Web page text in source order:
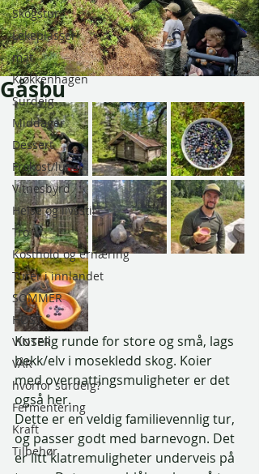
Skogstur
Lekeplasser
mat
Kjøkkenhagen
Surdeig
Middager
Dessert
Frokost/lunsj
Vitnesbyrd
Helse og livsstil
Tro
Kosthold og ernæring
Turer i innlandet
SOMMER
HØST
VINTER
VÅR
hvorfor surdeig?
Fermentering
Kraft
Tilbehør
Gåsbu
Koselig runde for store og små, lags
bekk/elv i mosekledd skog. Koier
med overnattingsmuligheter er det
også her.
Dette er en veldig familievennlig tur,
og passer godt med barnevogn. Det
er litt klatremuligheter underveis på